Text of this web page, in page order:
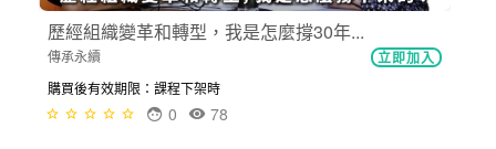
歷經組織變革和轉型，我是怎麼撐30年...
傳承永續 立即加入
購買後有效期限：課程下架時
78
0